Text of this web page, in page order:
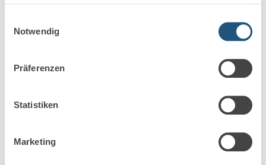
Notwendig
Präferenzen
Statistiken
Marketing
Berufshaftpflicht für Anwälte und
Markel gibt das Geschäft mit Rechtsanwälten und
seit 1930 bestehender US-Spezialversicherer für